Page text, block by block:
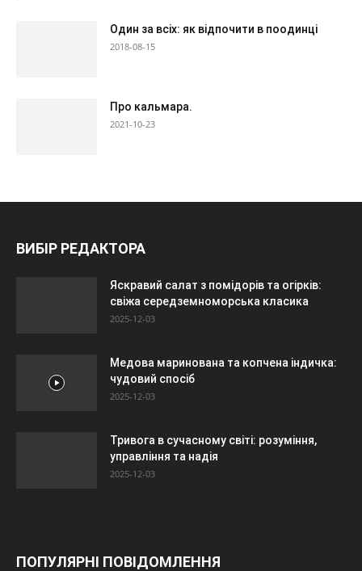
Один за всіх: як відпочити в поодинці
2018-08-15
Про кальмара.
2021-10-23
ВИБІР РЕДАКТОРА
Яскравий салат з помідорів та огірків:
свіжа середземноморська класика
2025-12-03
Медова маринована та копчена індичка:
чудовий спосіб
2025-12-03
Тривога в сучасному світі: розуміння,
управління та надія
2025-12-03
ПОПУЛЯРНІ ПОВІДОМЛЕННЯ